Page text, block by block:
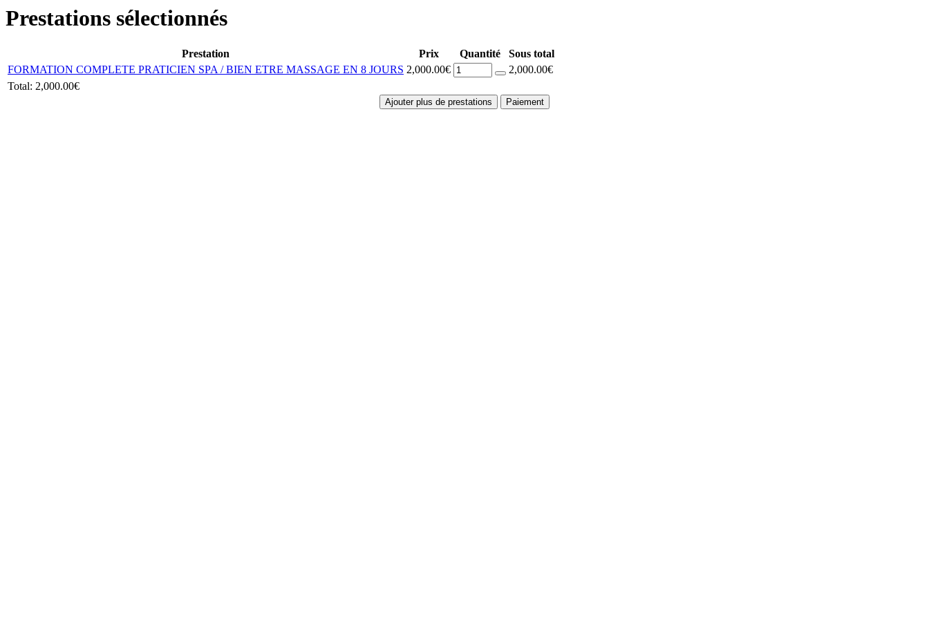
Prestations sélectionnés
Prestation Prix Quantité
Sous total
FORMATION COMPLETE PRATICIEN SPA / BIEN ETRE MASSAGE EN 8 JOURS 2,000.00€
2,000.00€
Total: 2,000.00€
Ajouter plus de prestations Paiement